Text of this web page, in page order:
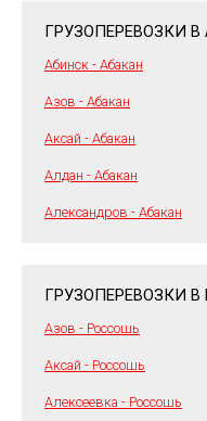
ГРУЗОПЕРЕВОЗКИ В
Абинск - Абакан
Азов - Абакан
Аксай - Абакан
Алдан - Абакан
Александров - Абакан
ГРУЗОПЕРЕВОЗКИ
Азов - Россошь
Аксай - Россошь
Алексеевка - Россошь